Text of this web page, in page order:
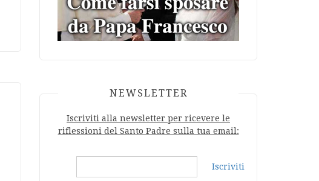
NEWSLETTER
Iscriviti alla newsletter per ricevere le
riflessioni del Santo Padre sulla tua email:
Iscriviti